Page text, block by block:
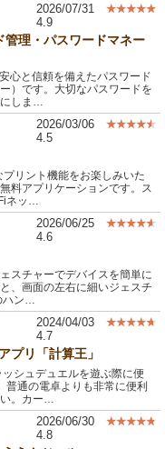
2026/07/31
4.9
理・パスワードマネー
心と信頼を備えたパスワード
）です。大切なパスワードを
にしま…
2026/03/06
4.5
リント機能をお楽しみいた
料アプリケーションです。ス
ネッ…
2026/06/25
4.6
スチャーでデバイスを簡単に
、画面の左右に細いジェスチ
ハン…
2024/04/03
4.7
プリ「計算王」
シュデュエルを遊ぶ際に便
通の電卓よりも非常に便利
い。カー…
2026/06/30
4.8